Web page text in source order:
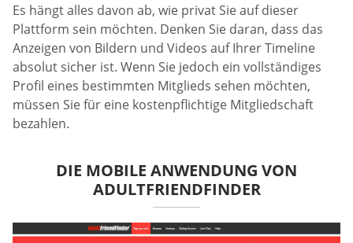
Es hängt alles davon ab, wie privat Sie auf dieser
Plattform sein möchten. Denken Sie daran, dass das
Anzeigen von Bildern und Videos auf Ihrer Timeline
absolut sicher ist. Wenn Sie jedoch ein vollständiges
Profil eines bestimmten Mitglieds sehen möchten,
müssen Sie für eine kostenpflichtige Mitgliedschaft
bezahlen.
DIE MOBILE ANWENDUNG VON
ADULTFRIENDFINDER